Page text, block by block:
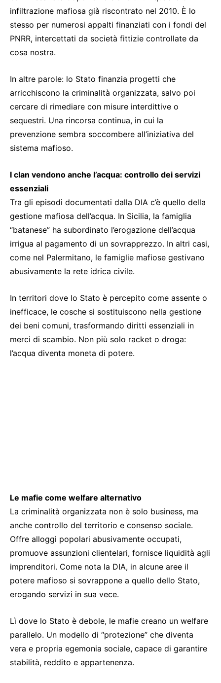
infiltrazione mafiosa già riscontrato nel 2010. È lo
stesso per numerosi appalti finanziati con i fondi del
PNRR, intercettati da società fittizie controllate da
cosa nostra.
In altre parole: lo Stato finanzia progetti che
arricchiscono la criminalità organizzata, salvo poi
cercare di rimediare con misure interdittive o
sequestri. Una rincorsa continua, in cui la
prevenzione sembra soccombere all’iniziativa del
sistema mafioso.
I clan vendono anche l’acqua: controllo dei servizi
essenziali
Tra gli episodi documentati dalla DIA c’è quello della
gestione mafiosa dell’acqua. In Sicilia, la famiglia
“batanese” ha subordinato l’erogazione dell’acqua
irrigua al pagamento di un sovrapprezzo. In altri casi,
come nel Palermitano, le famiglie mafiose gestivano
abusivamente la rete idrica civile.
In territori dove lo Stato è percepito come assente o
inefficace, le cosche si sostituiscono nella gestione
dei beni comuni, trasformando diritti essenziali in
merci di scambio. Non più solo racket o droga:
l’acqua diventa moneta di potere.
Le mafie come welfare alternativo
La criminalità organizzata non è solo business, ma
anche controllo del territorio e consenso sociale.
Offre alloggi popolari abusivamente occupati,
promuove assunzioni clientelari, fornisce liquidità agli
imprenditori. Come nota la DIA, in alcune aree il
potere mafioso si sovrappone a quello dello Stato,
erogando servizi in sua vece.
Lì dove lo Stato è debole, le mafie creano un welfare
parallelo. Un modello di “protezione” che diventa
vera e propria egemonia sociale, capace di garantire
stabilità, reddito e appartenenza.